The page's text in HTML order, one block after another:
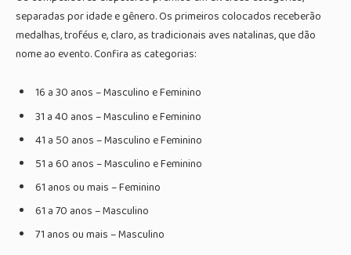
separadas por idade e gênero. Os primeiros colocados receberão
medalhas, troféus e, claro, as tradicionais aves natalinas, que dão
nome ao evento. Confira as categorias:
16 a 30 anos – Masculino e Feminino
31 a 40 anos – Masculino e Feminino
41 a 50 anos – Masculino e Feminino
51 a 60 anos – Masculino e Feminino
61 anos ou mais – Feminino
61 a 70 anos – Masculino
71 anos ou mais – Masculino